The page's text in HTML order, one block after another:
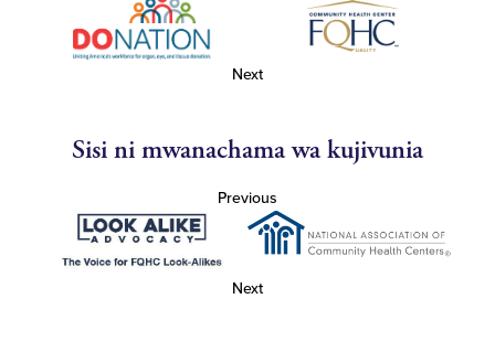
Next
Sisi ni mwanachama wa kujivunia
Previous
Next